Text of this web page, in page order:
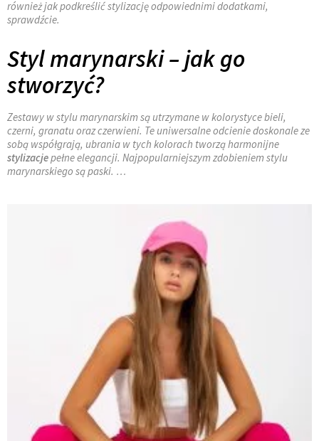
również jak podkreślić stylizację odpowiednimi dodatkami,
sprawdźcie.
Styl marynarski – jak go
stworzyć?
Zestawy w stylu marynarskim są utrzymane w kolorystyce bieli,
czerni, granatu oraz czerwieni. Te uniwersalne odcienie doskonale ze
sobą współgrają, ubrania w tych kolorach tworzą harmonijne
stylizacjepełne elegancji. Najpopularniejszym zdobieniem stylu
marynarskiego są paski. …